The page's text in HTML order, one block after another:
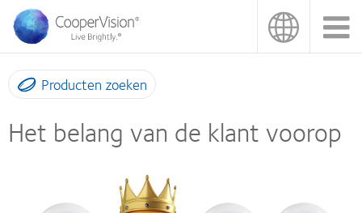
Overslaan
naar
de
inhoud
gaan
Producten zoeken
Het belang van de klant voorop